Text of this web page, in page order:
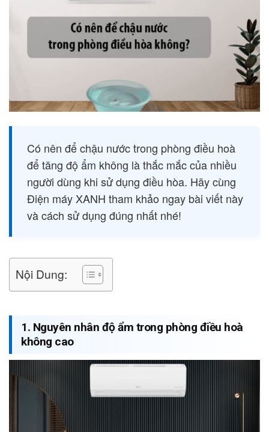
Có nên để chậu nước trong phòng điều hoà
để tăng độ ẩm không là thắc mắc của nhiều
người dùng khi sử dụng điều hòa. Hãy cùng
Điện máy XANH tham khảo ngay bài viết này
và cách sử dụng đúng nhất nhé!
Nội Dung:
1. Nguyên nhân độ ẩm trong phòng điều hoà
không cao